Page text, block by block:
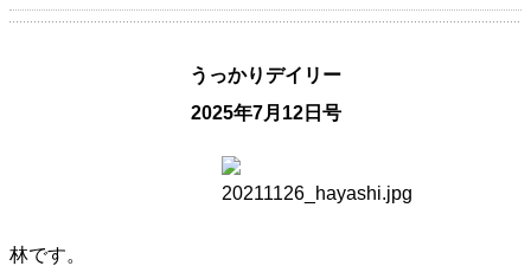
うっかりデイリー
2025年7月12日号
林です。